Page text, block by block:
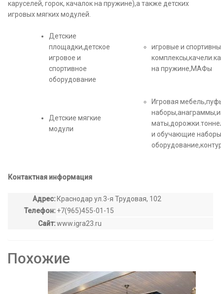
каруселей, горок, качалок на пружине),а также детских
игровых мягких модулей.
Детские
площадки,детское
игровое и
спортивное
оборудование
игровые и
на пружине,МАФы
Детские мягкие
модули
Игровая
и обучающие
Контактная информация
Адрес: Краснодар ул.3-я Трудовая, 102
Телефон: +7(965)455-01-15
Сайт:www.igra23.ru
Похожие